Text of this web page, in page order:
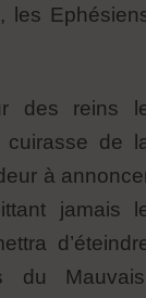
les
des reins
cuirasse de
à
jamais
du